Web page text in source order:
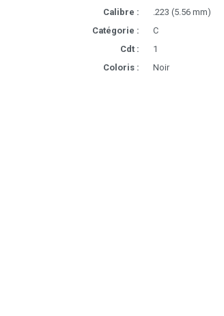
Calibre :
.223 (5.56 mm)
Catégorie :
C
Cdt :
1
Coloris :
Noir